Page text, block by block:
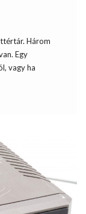
Három
Egy
vagy ha
Azon